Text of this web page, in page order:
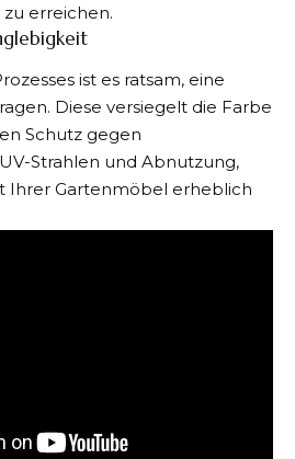
erreichen.
ist es ratsam, eine
Diese versiegelt die Farbe
Schutz gegen
Strahlen und Abnutzung,
Ihrer Gartenmöbel erheblich